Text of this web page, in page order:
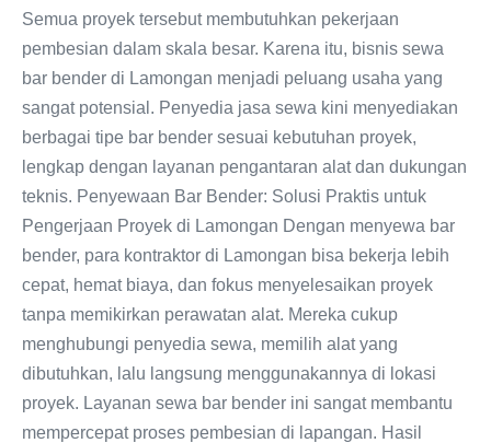
Semua proyek tersebut membutuhkan pekerjaan
pembesian dalam skala besar. Karena itu, bisnis sewa
bar bender di Lamongan menjadi peluang usaha yang
sangat potensial. Penyedia jasa sewa kini menyediakan
berbagai tipe bar bender sesuai kebutuhan proyek,
lengkap dengan layanan pengantaran alat dan dukungan
teknis. Penyewaan Bar Bender: Solusi Praktis untuk
Pengerjaan Proyek di Lamongan Dengan menyewa bar
bender, para kontraktor di Lamongan bisa bekerja lebih
cepat, hemat biaya, dan fokus menyelesaikan proyek
tanpa memikirkan perawatan alat. Mereka cukup
menghubungi penyedia sewa, memilih alat yang
dibutuhkan, lalu langsung menggunakannya di lokasi
proyek. Layanan sewa bar bender ini sangat membantu
mempercepat proses pembesian di lapangan. Hasil